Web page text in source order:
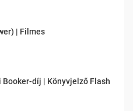
| Filmes
Booker-díj | Könyvjelző Flash